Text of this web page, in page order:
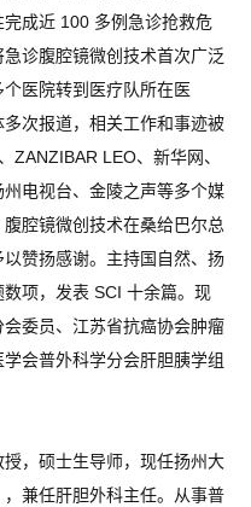
成近 100 多例急诊抢救危
诊腹腔镜微创技术首次广泛
医院转到医疗队所在医
次报道，相关工作和事迹被
ZANZIBAR LEO、新华网、
电视台、金陵之声等多个媒
腔镜微创技术在桑给巴尔总
赞扬感谢。主持国自然、扬
项，发表 SCI 十余篇。现
委员、江苏省抗癌协会肿瘤
会普外科学分会肝胆胰学组
，硕士生导师，现任扬州大
兼任肝胆外科主任。从事普